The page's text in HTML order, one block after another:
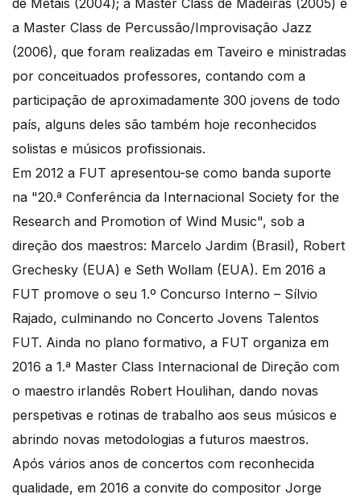
de Metais (2004); a Master Class de Madeiras (2005) e
a Master Class de Percussão/Improvisação Jazz
(2006), que foram realizadas em Taveiro e ministradas
por conceituados professores, contando com a
participação de aproximadamente 300 jovens de todo
país, alguns deles são também hoje reconhecidos
solistas e músicos profissionais.
Em 2012 a FUT apresentou-se como banda suporte
na "20.ª Conferência da Internacional Society for the
Research and Promotion of Wind Music", sob a
direção dos maestros: Marcelo Jardim (Brasil), Robert
Grechesky (EUA) e Seth Wollam (EUA). Em 2016 a
FUT promove o seu 1.º Concurso Interno – Sílvio
Rajado, culminando no Concerto Jovens Talentos
FUT. Ainda no plano formativo, a FUT organiza em
2016 a 1.ª Master Class Internacional de Direção com
o maestro irlandês Robert Houlihan, dando novas
perspetivas e rotinas de trabalho aos seus músicos e
abrindo novas metodologias a futuros maestros.
Após vários anos de concertos com reconhecida
qualidade, em 2016 a convite do compositor Jorge